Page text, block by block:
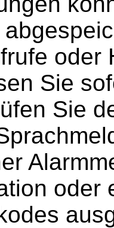
oder
Sie
Sie
oder